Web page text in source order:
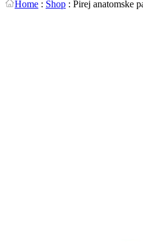
Home : Shop : Pirej anatomske